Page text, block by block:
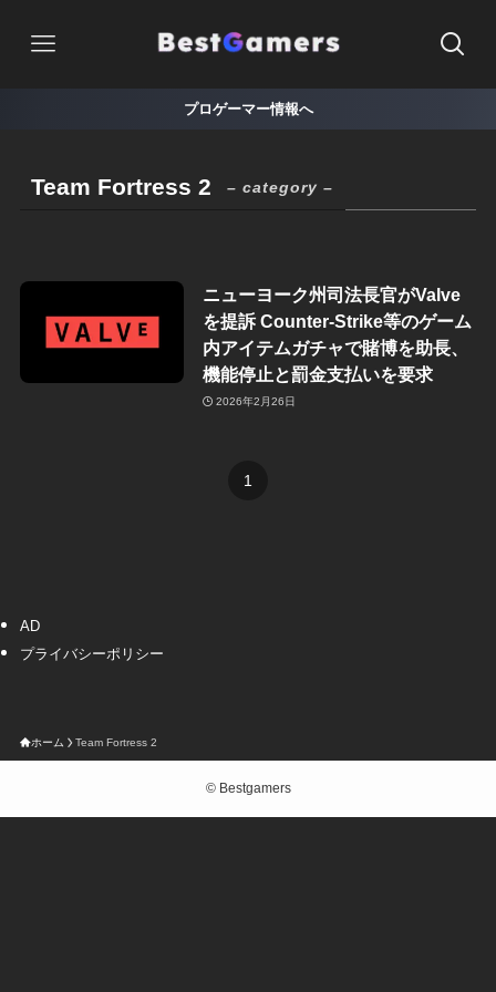
プロゲーマー情報へ
Team Fortress 2 – category –
ニューヨーク州司法長官がValve
を提訴 Counter-Strike等のゲーム
内アイテムガチャで賭博を助長、
機能停止と罰金支払いを要求
2026年2月26日
1
AD
プライバシーポリシー
ホーム Team Fortress 2
©Bestgamers